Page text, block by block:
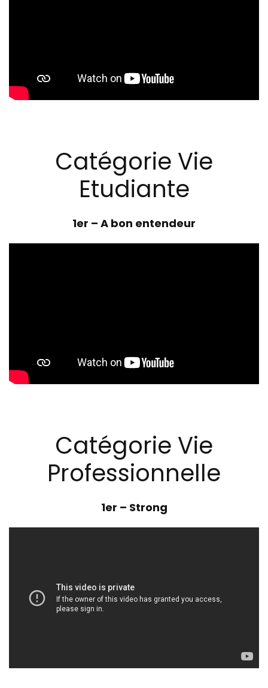
Catégorie Vie
Etudiante
1er – A bon entendeur
Catégorie Vie
Professionnelle
1er – Strong